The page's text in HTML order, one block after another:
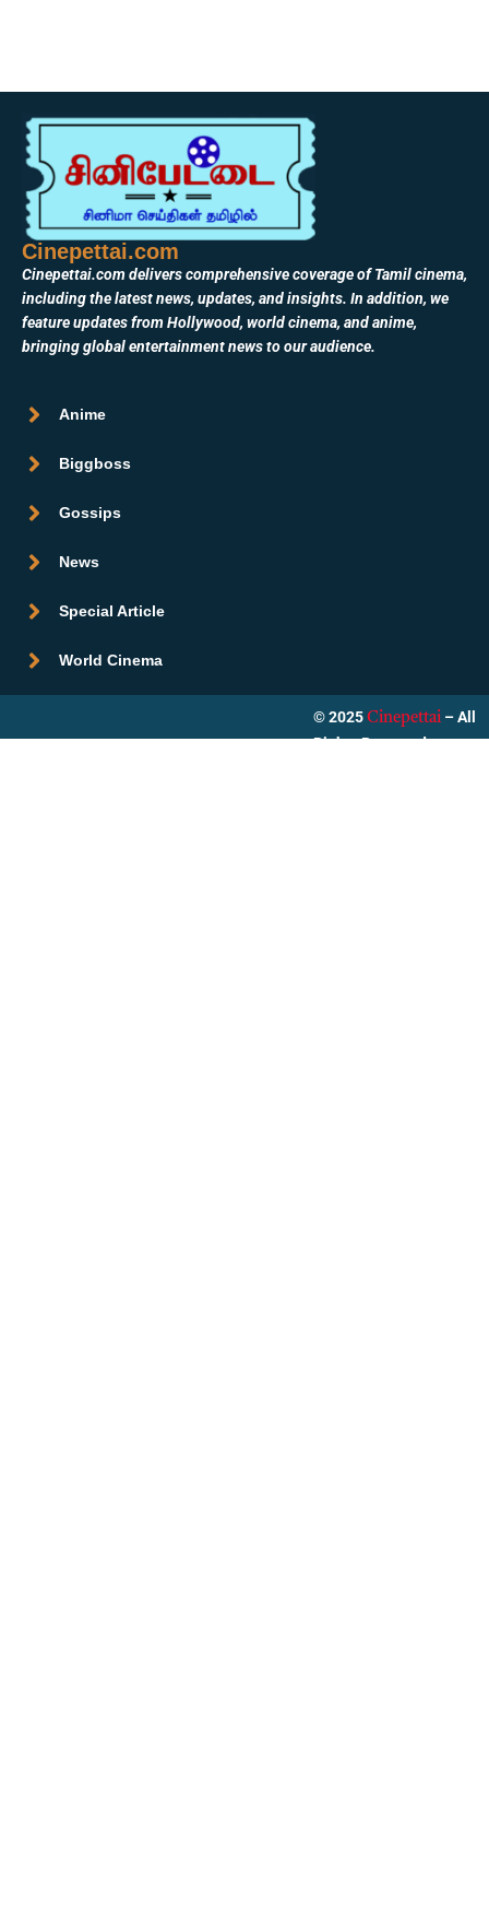
Cinepettai.com
Cinepettai.com delivers comprehensive coverage of Tamil cinema,
including the latest news, updates, and insights. In addition, we
feature updates from Hollywood, world cinema, and anime,
bringing global entertainment news to our audience.
Anime
Biggboss
Gossips
News
Special Article
World Cinema
© 2025 Cinepettai – All
Rights Reserved